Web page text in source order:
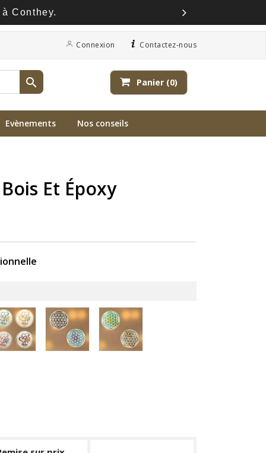
Conthey.
Connexion Contactez-nous
Panier (0)

Evènements Nos conseils
Et Époxy
Merci
Fleur
vie
vie
inversé